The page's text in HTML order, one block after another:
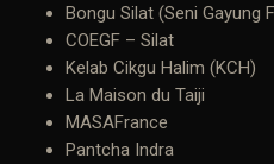
Bongu Silat (Seni Gayung
COEGF – Silat
Kelab Cikgu Halim (KCH)
La Maison du Taiji
MASAFrance
Pantcha Indra